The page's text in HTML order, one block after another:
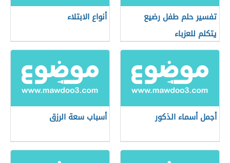
تفسير حلم طفل رضيع
يتكلم للعزباء
أنواع الابتلاء
أجمل أسماء الذكور أسباب سعة الرزق